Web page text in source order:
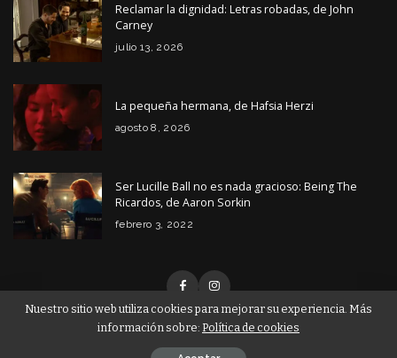
Reclamar la dignidad: Letras robadas, de John
Carney
julio 13, 2026
La pequeña hermana, de Hafsia Herzi
agosto 8, 2026
Ser Lucille Ball no es nada gracioso: Being The
Ricardos, de Aaron Sorkin
febrero 3, 2022
Nuestro sitio web utiliza cookies para mejorar su experiencia. Más
información sobre: Política de cookies